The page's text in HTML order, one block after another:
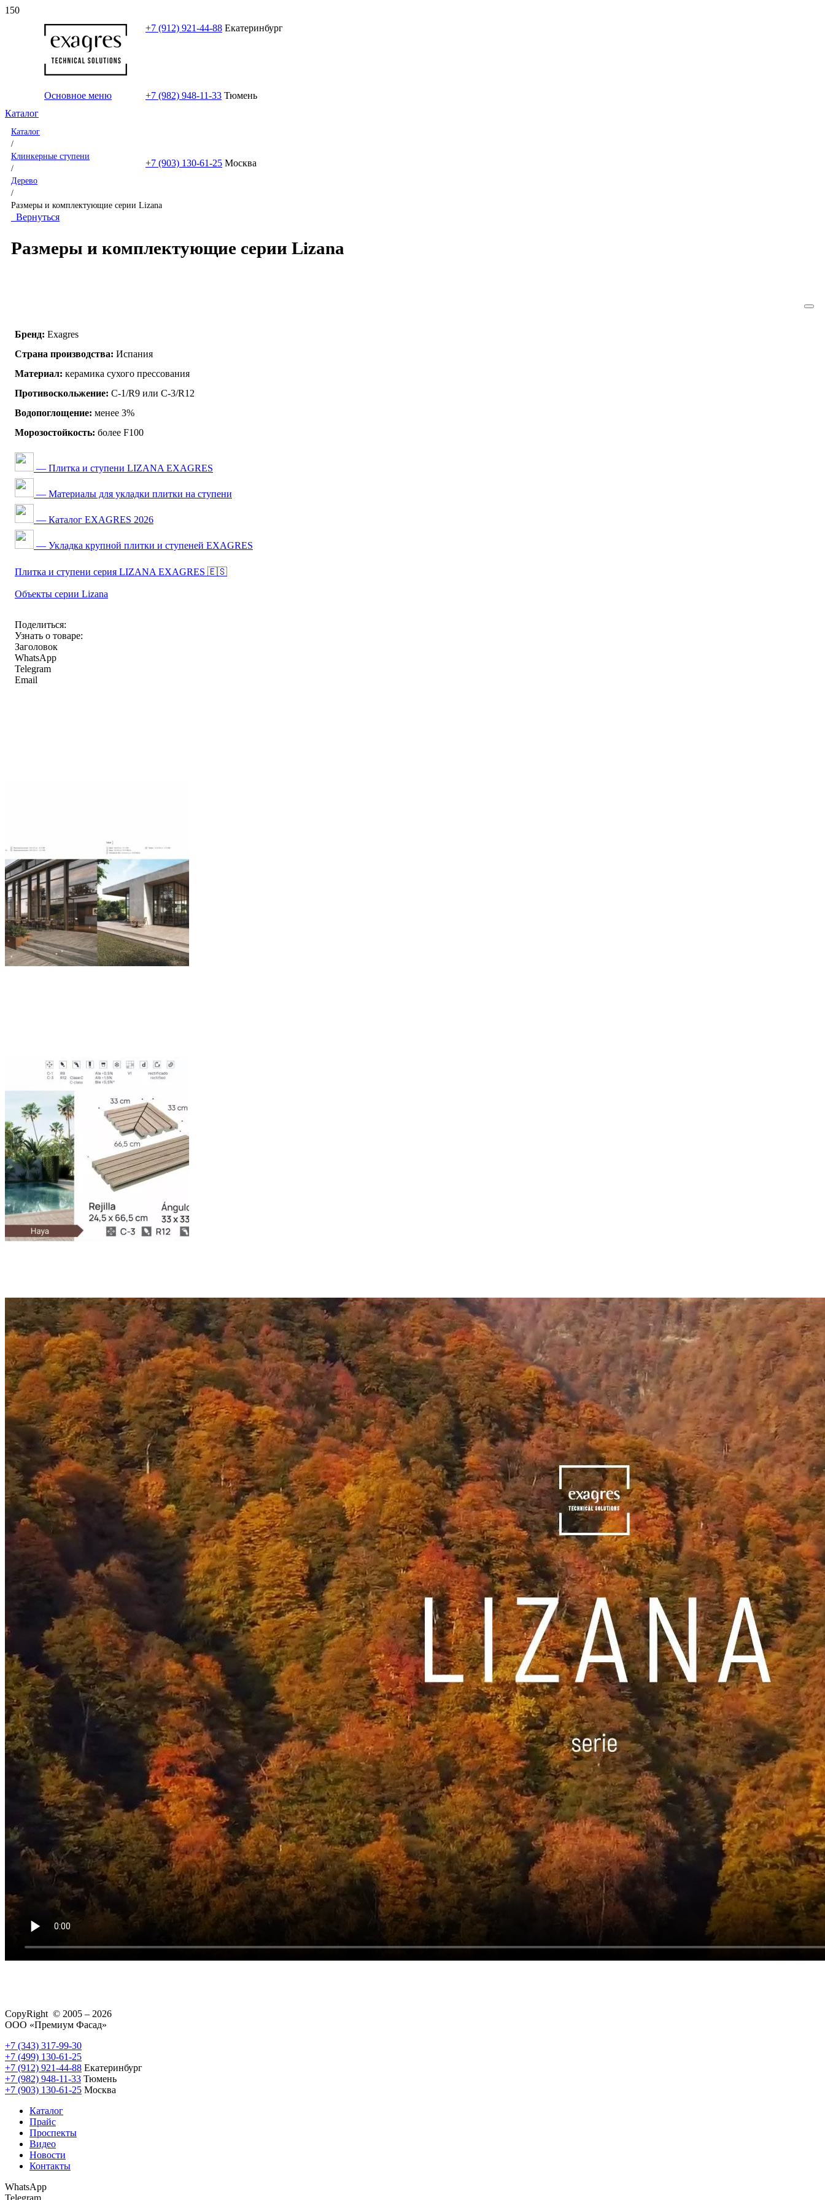
+7 (912) 921-44-88 Екатеринбург
+7 (982) 948-11-33 Тюмень
+7 (903) 130-61-25 Москва
Основное меню
Каталог
Каталог
/
Клинкерные ступени
/
Дерево
/
Размеры и комплектующие серии Lizana
Вернуться
Размеры и комплектующие серии Lizana
Бренд: Exagres
Страна производства: Испания
Материал: керамика сухого прессования
Противоскольжение: C-1/R9 или C-3/R12
Водопоглощение: менее 3%
Морозостойкость: более F100
— Плитка и ступени LIZANA EXAGRES
— Материалы для укладки плитки на ступени
— Каталог EXAGRES 2026
— Укладка крупной плитки и ступеней EXAGRES
Плитка и ступени серия LIZANA EXAGRES 🇪🇸
Объекты серии Lizana
Поделиться:
Узнать о товаре:
Заголовок
WhatsApp
Telegram
Email
CopyRight © 2005 – 2026
ООО «Премиум Фасад»
+7 (343) 317-99-30
+7 (499) 130-61-25
+7 (912) 921-44-88 Екатеринбург
+7 (982) 948-11-33 Тюмень
+7 (903) 130-61-25 Москва
Каталог
Прайс
Проспекты
Видео
Новости
Контакты
WhatsApp
Telegram